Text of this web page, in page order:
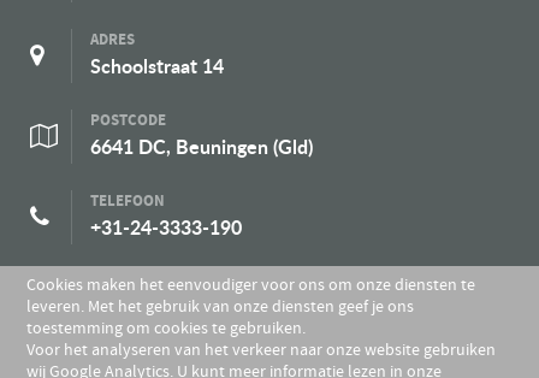
ADRES
Schoolstraat 14
POSTCODE
6641 DC, Beuningen (Gld)
TELEFOON
+31-24-3333-190
E-MAIL
info[at]it-novative.nl
Cookies maken het eenvoudiger voor ons om onze diensten te
leveren. Met het gebruik van onze diensten geef je ons
toestemming om cookies te gebruiken.
Voor het analyseren van het verkeer naar onze website gebruiken
wij Google Analytics. U kunt meer informatie lezen in onze